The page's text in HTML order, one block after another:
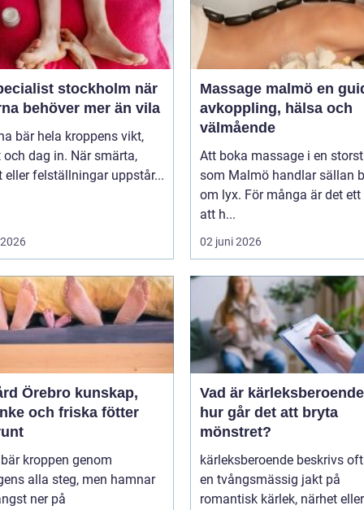
stockholm när
behöver mer än vila
bär hela kroppens vikt,
och dag in. När smärta,
eller felställningar uppstår...
Massage malmö en guide till
avkoppling, hälsa och
välmående
Att boka massage i en
som Malmö handlar sällan
om lyx. För många är det
att h...
02 juni 2026
kunskap,
och friska fötter
kroppen genom
alla steg, men hamnar
ner på
Vad är kärleksberoende
hur går det att bryta
mönstret?
kärleksberoende beskrivs
en tvångsmässig jakt på
romantisk kärlek, närhet eller